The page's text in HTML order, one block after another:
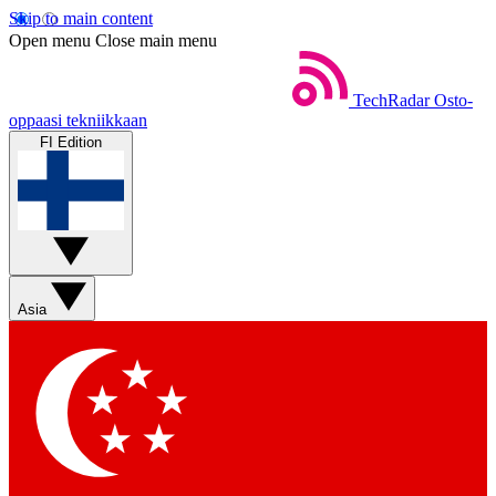
Skip to main content
Open menu Close main menu
TechRadar Osto-
oppaasi tekniikkaan
FI Edition
Asia